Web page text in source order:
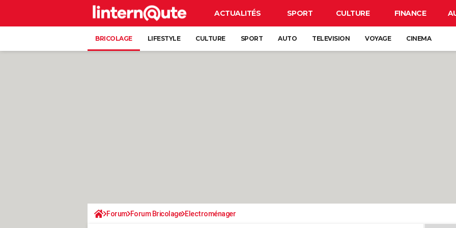
ACTUALITÉS SPORT CULTURE FINANCE
BRICOLAGE LIFESTYLE CULTURE SPORT AUTO TELEVISION VOYAGE CINEMA
Forum Forum Bricolage Electroménager